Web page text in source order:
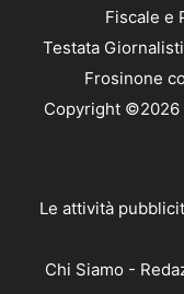
Fiscale e
Testata
Frosinone
Copyright
Le attività
Chi Siamo -